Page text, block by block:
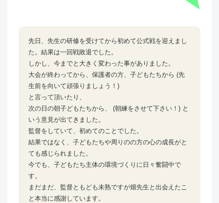
先日、先生の研修を受けてから初めて公式戦を迎えまし
た。結果は一回戦敗退でした。
しかし、今までと大きく変わった事がありました。
大会が終わってから、保護者の方、子どもたちから (先
生前を向いて頑張りましょう！)
と言って頂いたり、
次の日の朝子どもたちから、 (朝練をさせて下さい！) と
いう意見が出てきました。
監督をしていて、初めてのことでした。
結果ではなく、子どもたちや周りのの方の心の成長がと
ても感じられました。
今でも、子どもたち主体の環境づくりに日々奮闘中で
す。
まだまだ、監督ともども未熟ですが畑先生と出会えたこ
と本当に感謝しています。